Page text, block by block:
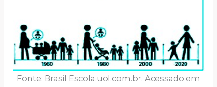
Fonte: Brasil Escola.uol.com.br. Acessado em